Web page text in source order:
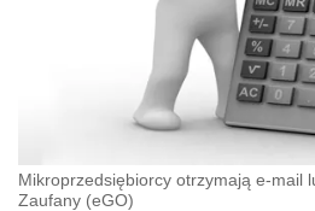
Mikroprzedsiębiorcy otrzymają e-mail
Zaufany (eGO)